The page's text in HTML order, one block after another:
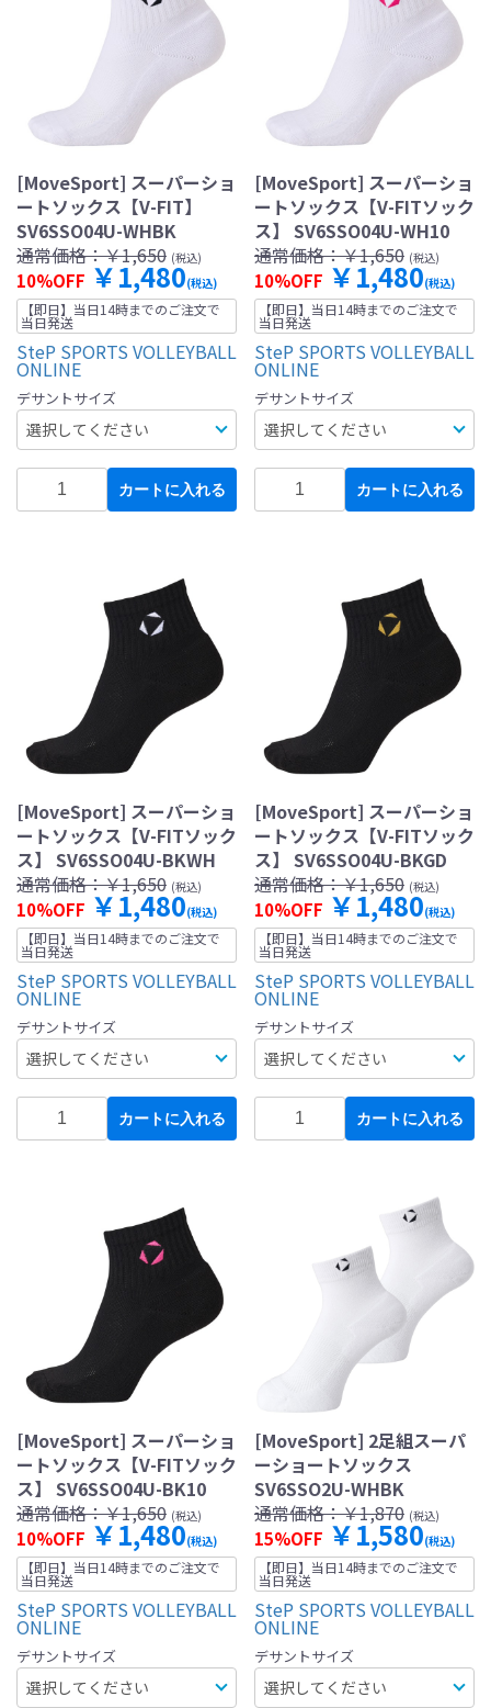
[MoveSport] スーパーショ
ートソックス【V-FIT】
SV6SSO04U-WHBK
通常価格：￥1,650 (税込)
10%OFF ￥1,480(税込)
【即日】当日14時までのご注文で
当日発送
SteP SPORTS VOLLEYBALL
ONLINE
デサントサイズ
カートに入れる
[MoveSport] スーパーショ
ートソックス【V-FITソック
ス】 SV6SSO04U-WH10
通常価格：￥1,650 (税込)
10%OFF ￥1,480(税込)
【即日】当日14時までのご注文で
当日発送
SteP SPORTS VOLLEYBALL
ONLINE
デサントサイズ
カートに入れる
[MoveSport] スーパーショ
ートソックス【V-FITソック
ス】 SV6SSO04U-BKWH
通常価格：￥1,650 (税込)
10%OFF ￥1,480(税込)
【即日】当日14時までのご注文で
当日発送
SteP SPORTS VOLLEYBALL
ONLINE
デサントサイズ
カートに入れる
[MoveSport] スーパーショ
ートソックス【V-FITソック
ス】 SV6SSO04U-BKGD
通常価格：￥1,650 (税込)
10%OFF ￥1,480(税込)
【即日】当日14時までのご注文で
当日発送
SteP SPORTS VOLLEYBALL
ONLINE
デサントサイズ
カートに入れる
[MoveSport] スーパーショ
ートソックス【V-FITソック
ス】 SV6SSO04U-BK10
通常価格：￥1,650 (税込)
10%OFF ￥1,480(税込)
【即日】当日14時までのご注文で
当日発送
SteP SPORTS VOLLEYBALL
ONLINE
デサントサイズ
[MoveSport] 2足組スーパ
ーショートソックス
SV6SSO2U-WHBK
通常価格：￥1,870 (税込)
15%OFF ￥1,580(税込)
【即日】当日14時までのご注文で
当日発送
SteP SPORTS VOLLEYBALL
ONLINE
デサントサイズ